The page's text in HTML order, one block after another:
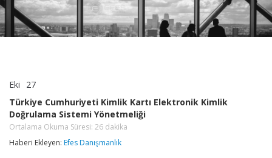
Eki 27
Kimlik
Kartı
Elektronik
Doğrulama
Türkiye Cumhuriyeti Kimlik Kartı Elektronik Kimlik
Doğrulama Sistemi Yönetmeliği
Ortalama Okuma Süresi: 26 dakika
Haberi Ekleyen: Efes Danışmanlık